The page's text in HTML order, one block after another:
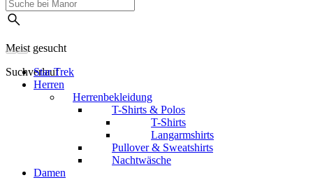
Meist gesucht
Suchverlauf
Star Trek
Herren
Herrenbekleidung
T-Shirts & Polos
T-Shirts
Langarmshirts
Pullover & Sweatshirts
Nachtwäsche
Damen